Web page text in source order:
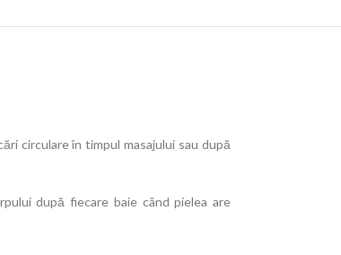
circulare în timpul masajului sau după
după fiecare baie când pielea are